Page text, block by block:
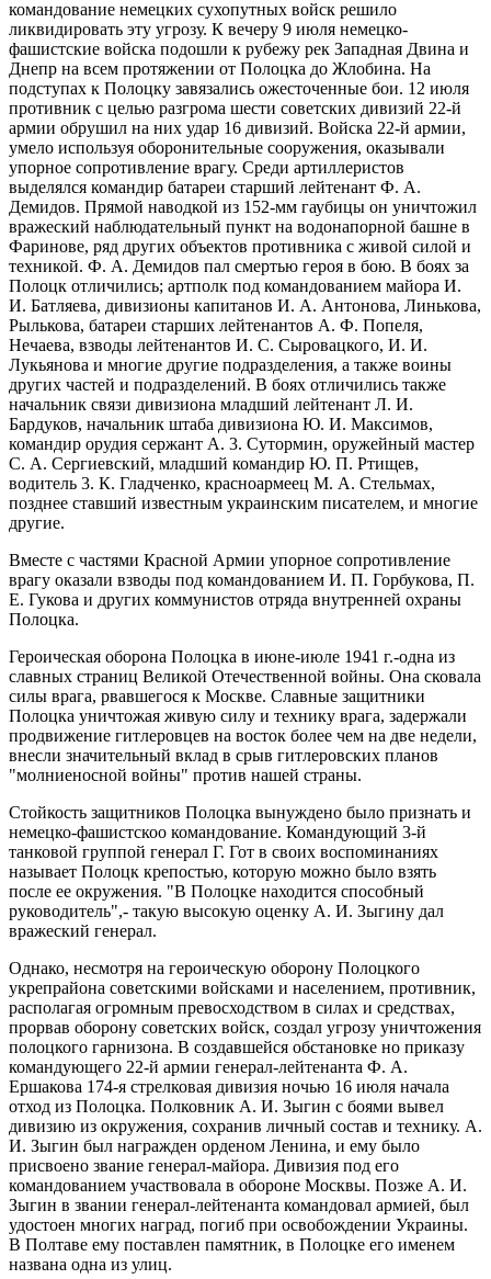
командование немецких сухопутных войск решило
ликвидировать эту угрозу. К вечеру 9 июля немецко-
фашистские войска подошли к рубежу рек Западная Двина и
Днепр на всем протяжении от Полоцка до Жлобина. На
подступах к Полоцку завязались ожесточенные бои. 12 июля
противник с целью разгрома шести советских дивизий 22-й
армии обрушил на них удар 16 дивизий. Войска 22-й армии,
умело используя оборонительные сооружения, оказывали
упорное сопротивление врагу. Среди артиллеристов
выделялся командир батареи старший лейтенант Ф. А.
Демидов. Прямой наводкой из 152-мм гаубицы он уничтожил
вражеский наблюдательный пункт на водонапорной башне в
Фаринове, ряд других объектов противника с живой силой и
техникой. Ф. А. Демидов пал смертью героя в бою. В боях за
Полоцк отличились; артполк под командованием майора И.
И. Батляева, дивизионы капитанов И. А. Антонова, Линькова,
Рылькова, батареи старших лейтенантов А. Ф. Попеля,
Нечаева, взводы лейтенантов И. С. Сыровацкого, И. И.
Лукьянова и многие другие подразделения, а также воины
других частей и подразделений. В боях отличились также
начальник связи дивизиона младший лейтенант Л. И.
Бардуков, начальник штаба дивизиона Ю. И. Максимов,
командир орудия сержант А. 3. Сутормин, оружейный мастер
С. А. Сергиевский, младший командир Ю. П. Ртищев,
водитель 3. К. Гладченко, красноармеец М. А. Стельмах,
позднее ставший известным украинским писателем, и многие
другие.
Вместе с частями Красной Армии упорное сопротивление
врагу оказали взводы под командованием И. П. Горбукова, П.
Е. Гукова и других коммунистов отряда внутренней охраны
Полоцка.
Героическая оборона Полоцка в июне-июле 1941 г.-одна из
славных страниц Великой Отечественной войны. Она сковала
силы врага, рвавшегося к Москве. Славные защитники
Полоцка уничтожая живую силу и технику врага, задержали
продвижение гитлеровцев на восток более чем на две недели,
внесли значительный вклад в срыв гитлеровских планов
"молниеносной войны" против нашей страны.
Стойкость защитников Полоцка вынуждено было признать и
немецко-фашистскоо командование. Командующий 3-й
танковой группой генерал Г. Гот в своих воспоминаниях
называет Полоцк крепостью, которую можно было взять
после ее окружения. "В Полоцке находится способный
руководитель",- такую высокую оценку А. И. Зыгину дал
вражеский генерал.
Однако, несмотря на героическую оборону Полоцкого
укрепрайона советскими войсками и населением, противник,
располагая огромным превосходством в силах и средствах,
прорвав оборону советских войск, создал угрозу уничтожения
полоцкого гарнизона. В создавшейся обстановке но приказу
командующего 22-й армии генерал-лейтенанта Ф. А.
Ершакова 174-я стрелковая дивизия ночью 16 июля начала
отход из Полоцка. Полковник А. И. Зыгин с боями вывел
дивизию из окружения, сохранив личный состав и технику. А.
И. Зыгин был награжден орденом Ленина, и ему было
присвоено звание генерал-майора. Дивизия под его
командованием участвовала в обороне Москвы. Позже А. И.
Зыгин в звании генерал-лейтенанта командовал армией, был
удостоен многих наград, погиб при освобождении Украины.
В Полтаве ему поставлен памятник, в Полоцке его именем
названа одна из улиц.